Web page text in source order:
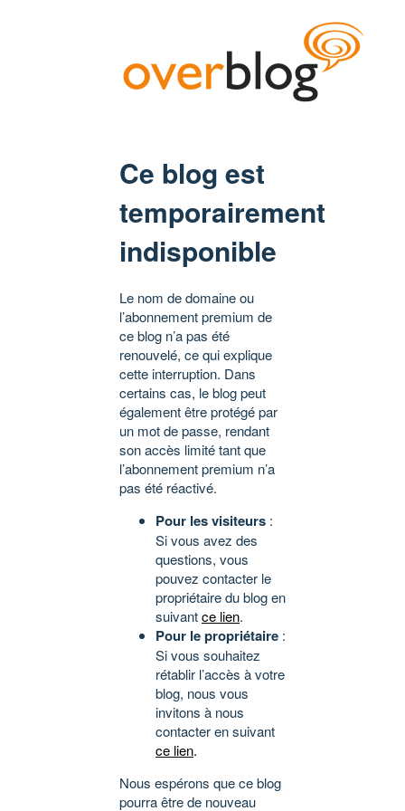
Ce blog est
temporairement
indisponible
Le nom de domaine ou
l’abonnement premium de
ce blog n’a pas été
renouvelé, ce qui explique
cette interruption. Dans
certains cas, le blog peut
également être protégé par
un mot de passe, rendant
son accès limité tant que
l’abonnement premium n’a
pas été réactivé.
Pour les visiteurs :
Si vous avez des
questions, vous
pouvez contacter le
propriétaire du blog en
suivantce lien.
Pour le propriétaire :
Si vous souhaitez
rétablir l’accès à votre
blog, nous vous
invitons à nous
contacter en suivant
ce lien.
Nous espérons que ce blog
pourra être de nouveau